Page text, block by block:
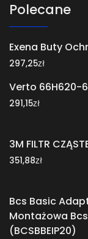
Polecane
Exena Buty
297,25zł
Verto 66H620-6
291,15zł
3M FILTR
351,88zł
Bcs Basic
Montażowa
(BCSBBEIP20)